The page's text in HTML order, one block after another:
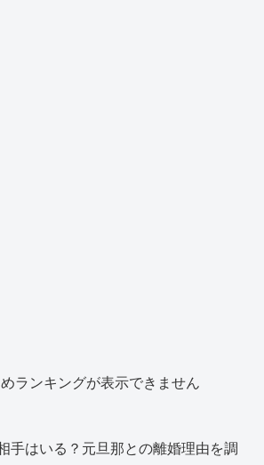
ランキングが表示できません
手はいる？元旦那との離婚理由を調